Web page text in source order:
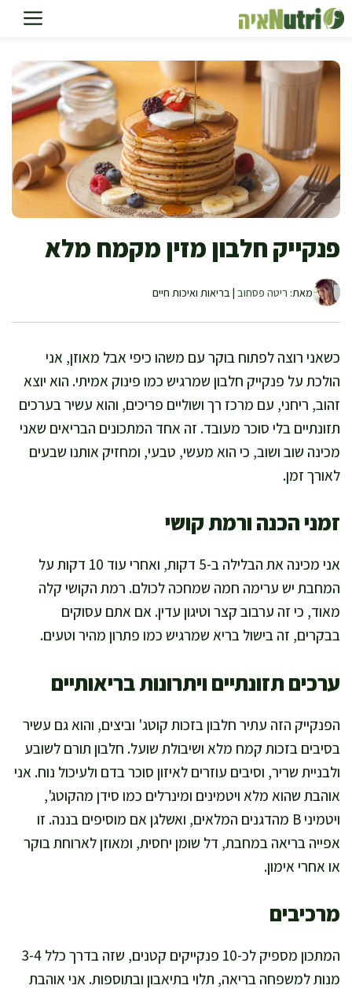
לדלג
לתוכן
פנקייק חלבון מזין מקמח מלא
מאת: ריטה פסחוב | בריאות ואיכות חיים
כשאני רוצה לפתוח בוקר עם משהו כיפי אבל מאוזן, אני
הולכת על פנקייק חלבון שמרגיש כמו פינוק אמיתי. הוא יוצא
זהוב, ריחני, עם מרכז רך ושוליים פריכים, והוא עשיר בערכים
תזונתיים בלי סוכר מעובד. זה אחד המתכונים הבריאים שאני
מכינה שוב ושוב, כי הוא מעשי, טבעי, ומחזיק אותנו שבעים
לאורך זמן.
זמני הכנה ורמת קושי
אני מכינה את הבלילה ב-5 דקות, ואחרי עוד 10 דקות על
המחבת יש ערימה חמה שמחכה לכולם. רמת הקושי קלה
מאוד, כי זה ערבוב קצר וטיגון עדין. אם אתם עסוקים
בבקרים, זה בישול בריא שמרגיש כמו פתרון מהיר וטעים.
ערכים תזונתיים ויתרונות בריאותיים
הפנקייק הזה עתיר חלבון בזכות קוטג' וביצים, והוא גם עשיר
בסיבים בזכות קמח מלא ושיבולת שועל. חלבון תורם לשובע
ולבניית שריר, וסיבים עוזרים לאיזון סוכר בדם ולעיכול נוח. אני
אוהבת שהוא מלא ויטמינים ומינרלים כמו סידן מהקוטג',
ויטמיני B מהדגנים המלאים, ואשלגן אם מוסיפים בננה. זו
אפייה בריאה במחבת, דל שומן יחסית, ומאוזן לארוחת בוקר
או אחרי אימון.
מרכיבים
המתכון מספיק לכ-10 פנקייקים קטנים, שזה בדרך כלל 3-4
מנות למשפחה בריאה, תלוי בתיאבון ובתוספות. אני אוהבת